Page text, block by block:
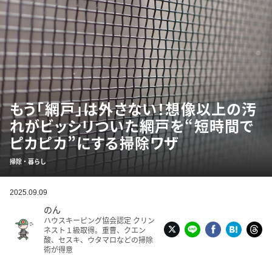
もう「網戸」は外さない！想像以上の汚
れがビッシリついた網戸を“短時間で
ピカピカ”にする掃除ワザ
掃除・暮らし
2025.09.09
のん
ハウスキーピング協会認定 クリン
ネスト１級取得。重曹、クエン
酸、セスキ、ウタマロなどの掃除
術が得意